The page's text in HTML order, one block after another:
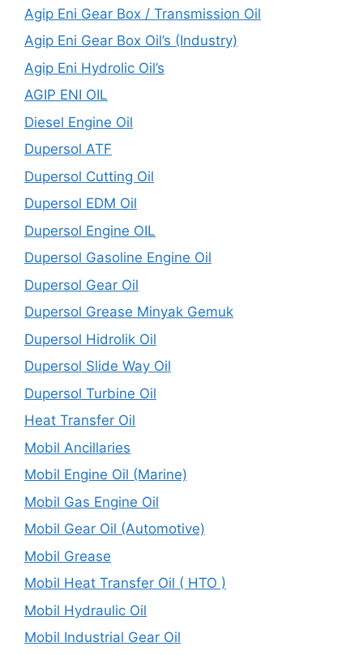
Agip Eni Gear Box / Transmission Oil
Agip Eni Gear Box Oil’s (Industry)
Agip Eni Hydrolic Oil’s
AGIP ENI OIL
Diesel Engine Oil
Dupersol ATF
Dupersol Cutting Oil
Dupersol EDM Oil
Dupersol Engine OIL
Dupersol Gasoline Engine Oil
Dupersol Gear Oil
Dupersol Grease Minyak Gemuk
Dupersol Hidrolik Oil
Dupersol Slide Way Oil
Dupersol Turbine Oil
Heat Transfer Oil
Mobil Ancillaries
Mobil Engine Oil (Marine)
Mobil Gas Engine Oil
Mobil Gear Oil (Automotive)
Mobil Grease
Mobil Heat Transfer Oil ( HTO )
Mobil Hydraulic Oil
Mobil Industrial Gear Oil